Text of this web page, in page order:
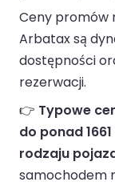
Ceny promów
Arbatax są
dostępności
rezerwacji.
👉 Typowe
do ponad
rodzaju
samochodem